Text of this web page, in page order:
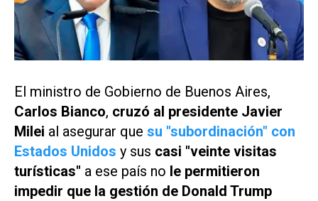
El ministro de Gobierno de Buenos Aires,
Carlos Bianco, cruzó al presidente Javier
Milei al asegurar que su "subordinación" con
Estados Unidos y sus casi "veinte visitas
turísticas" a ese país no le permitieron
impedir que la gestión de Donald Trump